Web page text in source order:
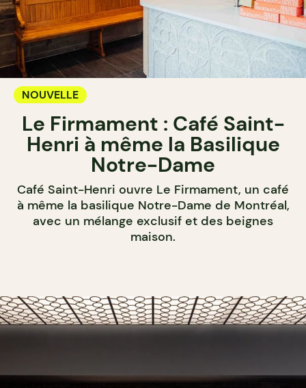
NOUVELLE
Le Firmament : Café Saint-
Henri à même la Basilique
Notre-Dame
Café Saint-Henri ouvre Le Firmament, un café
à même la basilique Notre-Dame de Montréal,
avec un mélange exclusif et des beignes
maison.